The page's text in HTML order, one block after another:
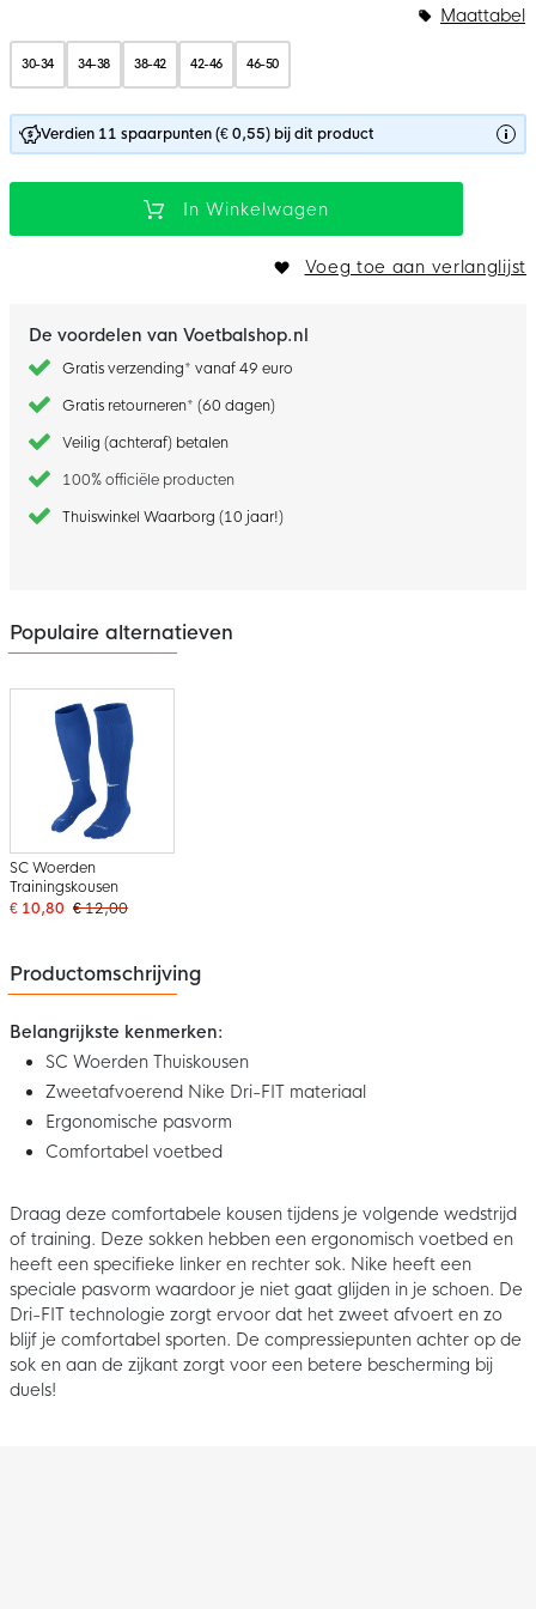
Maattabel
30-34 34-38 38-42 42-46 46-50
Verdien 11 spaarpunten (€ 0,55) bij dit product
In Winkelwagen
Voeg toe aan verlanglijst
De voordelen van Voetbalshop.nl
Gratis verzending* vanaf 49 euro
Gratis retourneren* (60 dagen)
Veilig (achteraf) betalen
100% officiële producten
Thuiswinkel Waarborg (10 jaar!)
Populaire alternatieven
SC Woerden
Trainingskousen
€ 10,80 € 12,00
Productomschrijving
Belangrijkste kenmerken:
SC Woerden Thuiskousen
Zweetafvoerend Nike Dri-FIT materiaal
Ergonomische pasvorm
Comfortabel voetbed
Draag deze comfortabele kousen tijdens je volgende wedstrijd
of training. Deze sokken hebben een ergonomisch voetbed en
heeft een specifieke linker en rechter sok. Nike heeft een
speciale pasvorm waardoor je niet gaat glijden in je schoen. De
Dri-FIT technologie zorgt ervoor dat het zweet afvoert en zo
blijf je comfortabel sporten. De compressiepunten achter op de
sok en aan de zijkant zorgt voor een betere bescherming bij
duels!